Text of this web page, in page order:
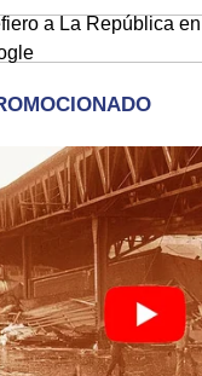
a La República en